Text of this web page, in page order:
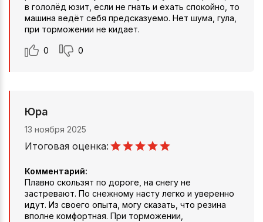
в гололёд юзит, если не гнать и ехать спокойно, то
машина ведёт себя предсказуемо. Нет шума, гула,
при торможении не кидает.
0 0
Юра
13 ноября 2025
Итоговая оценка:
Комментарий:
Плавно скользят по дороге, на снегу не
застревают. По снежному насту легко и уверенно
идут. Из своего опыта, могу сказать, что резина
вполне комфортная. При торможении,